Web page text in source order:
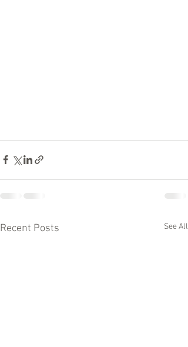
Recent Posts See All